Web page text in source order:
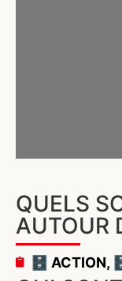
QUELS
AUTOUR
🗄️ ACTION,